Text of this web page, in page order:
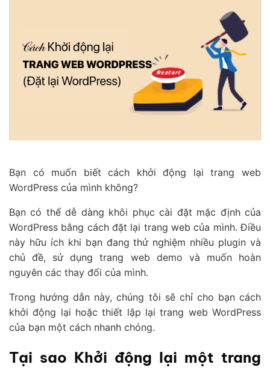
Bạn có muốn biết cách khởi động lại trang web
WordPress của mình không?
Bạn có thể dễ dàng khôi phục cài đặt mặc định của
WordPress bằng cách đặt lại trang web của mình. Điều
này hữu ích khi bạn đang thử nghiệm nhiều plugin và
chủ đề, sử dụng trang web demo và muốn hoàn
nguyên các thay đổi của mình.
Trong hướng dẫn này, chúng tôi sẽ chỉ cho bạn cách
khởi động lại hoặc thiết lập lại trang web WordPress
của bạn một cách nhanh chóng.
Tại sao Khởi động lại một trang